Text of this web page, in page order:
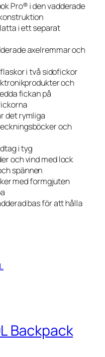
Pro® i den vadderade
i ett separat
axelremmar och
i två sidofickor
och
fickan på
det rymliga
och
i tyg
och vind med lock
spännen
med formgjuten
bas för att hålla
Backpack